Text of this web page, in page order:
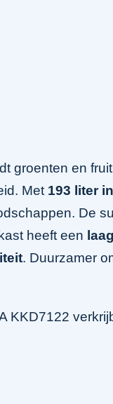
groenten en fruit
Met 193 liter
De
heeft een
. Duurzamer
KKD7122